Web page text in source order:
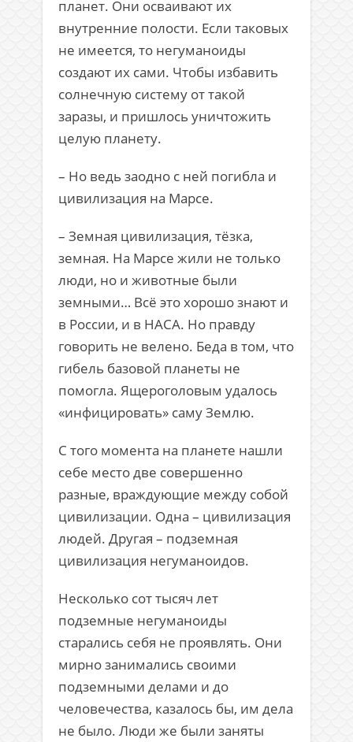
планет. Они осваивают их
внутренние полости. Если таковых
не имеется, то негуманоиды
создают их сами. Чтобы избавить
солнечную систему от такой
заразы, и пришлось уничтожить
целую планету.
– Но ведь заодно с ней погибла и
цивилизация на Марсе.
– Земная цивилизация, тёзка,
земная. На Марсе жили не только
люди, но и животные были
земными… Всё это хорошо знают и
в России, и в НАСА. Но правду
говорить не велено. Беда в том, что
гибель базовой планеты не
помогла. Ящероголовым удалось
«инфицировать» саму Землю.
С того момента на планете нашли
себе место две совершенно
разные, враждующие между собой
цивилизации. Одна – цивилизация
людей. Другая – подземная
цивилизация негуманоидов.
Несколько сот тысяч лет
подземные негуманоиды
старались себя не проявлять. Они
мирно занимались своими
подземными делами и до
человечества, казалось бы, им дела
не было. Люди же были заняты